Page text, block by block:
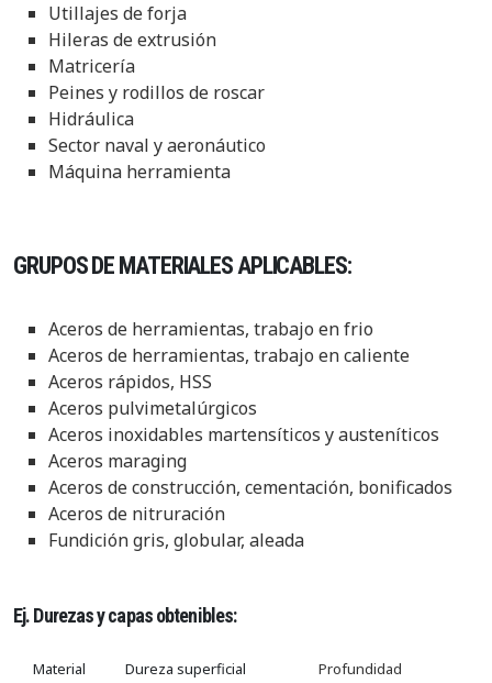
Utillajes de forja
Hileras de extrusión
Matricería
Peines y rodillos de roscar
Hidráulica
Sector naval y aeronáutico
Máquina herramienta
GRUPOS DE MATERIALES APLICABLES:
Aceros de herramientas, trabajo en frio
Aceros de herramientas, trabajo en caliente
Aceros rápidos, HSS
Aceros pulvimetalúrgicos
Aceros inoxidables martensíticos y austeníticos
Aceros maraging
Aceros de construcción, cementación, bonificados
Aceros de nitruración
Fundición gris, globular, aleada
Ej. Durezas y capas obtenibles:
Material
Dureza superficial
Profundidad